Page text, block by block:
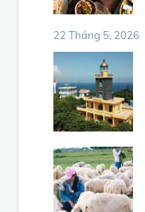
22 Tháng 5, 2026